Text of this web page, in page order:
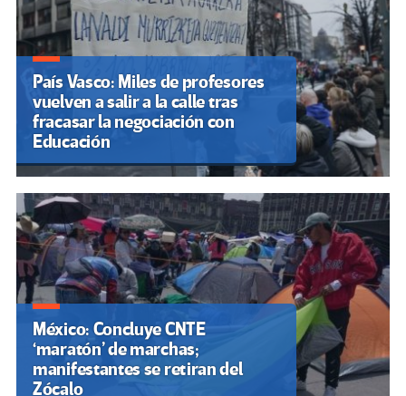
País Vasco: Miles de profesores
vuelven a salir a la calle tras
fracasar la negociación con
Educación
México: Concluye CNTE
‘maratón’ de marchas;
manifestantes se retiran del
Zócalo